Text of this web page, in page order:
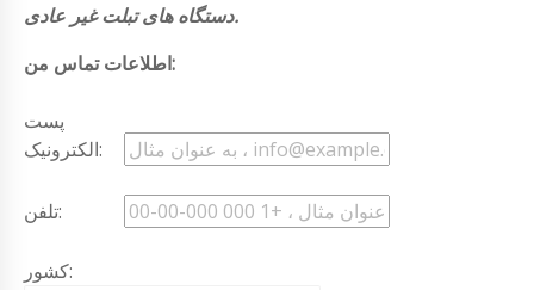
دستگاه های تبلت غیر عادی.
اطلاعات تماس من:
پست
الکترونیک:
تلفن:
کشور: